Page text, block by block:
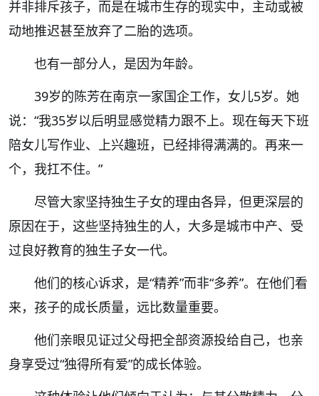
并非排斥孩子，而是在城市生存的现实中，主动或被
动地推迟甚至放弃了二胎的选项。
也有一部分人，是因为年龄。
39岁的陈芳在南京一家国企工作，女儿5岁。她
说：“我35岁以后明显感觉精力跟不上。现在每天下班
陪女儿写作业、上兴趣班，已经排得满满的。再来一
个，我扛不住。”
尽管大家坚持独生子女的理由各异，但更深层的
原因在于，这些坚持独生的人，大多是城市中产、受
过良好教育的独生子女一代。
他们的核心诉求，是“精养”而非“多养”。在他们看
来，孩子的成长质量，远比数量重要。
他们亲眼见证过父母把全部资源投给自己，也亲
身享受过“独得所有爱”的成长体验。